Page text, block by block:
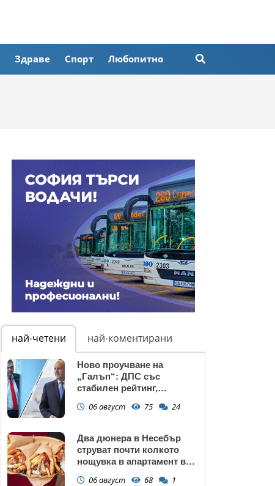
Здраве Спорт Любопитно
най-четени най-коментирани
Ново проучване на
„Галъп“: ДПС със
стабилен рейтинг,
запазва
06 август 75 24
Два дюнера в Несебър
струват почти колкото
нощувка в апартамент в
06 август 68 1